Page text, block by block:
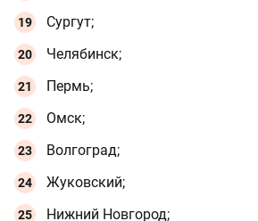
Сургут;
Челябинск;
Пермь;
Омск;
Волгоград;
Жуковский;
Нижний Новгород;